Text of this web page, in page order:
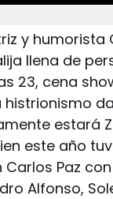
y humorista
llena de
23, cena
histrionismo
estará
este año
Paz
Alfonso,